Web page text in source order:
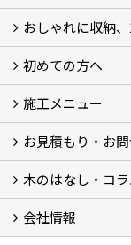
施工作品集
おしゃれに収納
おしゃれに収納
ジャストサイズ
ジャストサイズ
ジャストサイズ
ジャストサイズ
ジャストサイズ
好きっ！を飾る
サーファーへ、
初めての方へ
打合せ・施工の
施工メニュー
Garege Deck～
Wood Deck～ウ
Garege Roof～
Order Exterior～
Order Table～オ
Resort Style～
お見積もり・お
フォームで問い
LINEで概算見積
木のはなし・コ
木のはなし (5)
コラム
会社情報